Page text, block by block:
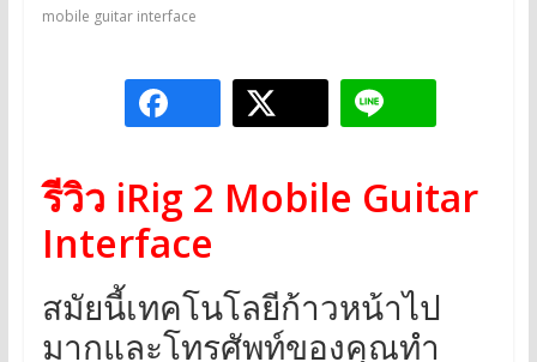
mobile guitar interface
รีวิว iRig 2 Mobile Guitar
Interface
สมัยนี้เทคโนโลยีก้าวหน้าไป
มากและโทรศัพท์ของคุณทำ